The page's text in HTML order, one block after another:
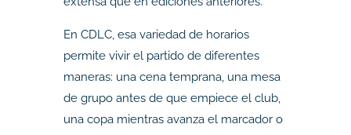
En CDLC, esa variedad de horarios
permite vivir el partido de diferentes
maneras: una cena temprana, una mesa
de grupo antes de que empiece el club,
una copa mientras avanza el marcador o